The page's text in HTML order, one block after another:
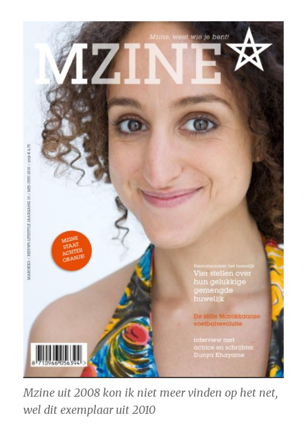
Mzine uit 2008 kon ik niet meer vinden op het net,
wel dit exemplaar uit 2010